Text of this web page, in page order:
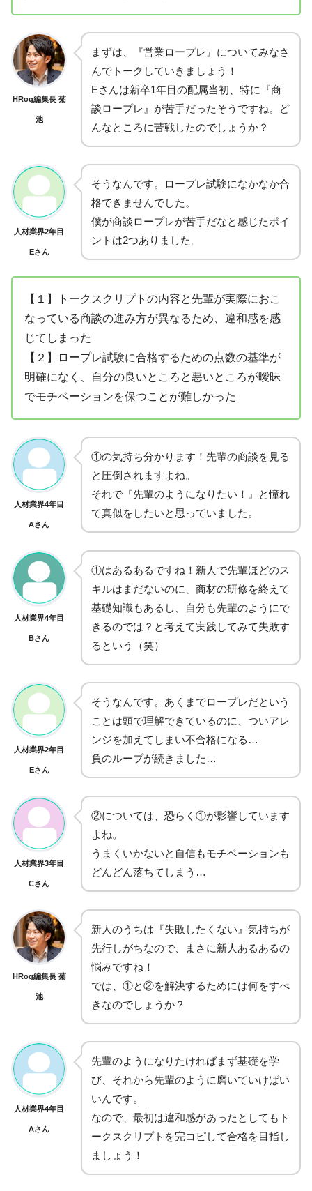
HRog編集長 菊
池
まずは、『営業ロープレ』についてみなさ
んでトークしていきましょう！
Eさんは新卒1年目の配属当初、特に『商
談ロープレ』が苦手だったそうですね。ど
んなところに苦戦したのでしょうか？
人材業界2年目
Eさん
そうなんです。ロープレ試験になかなか合
格できませんでした。
僕が商談ロープレが苦手だなと感じたポイ
ントは2つありました。
【１】トークスクリプトの内容と先輩が実際におこ
なっている商談の進み方が異なるため、違和感を感
じてしまった
【２】ロープレ試験に合格するための点数の基準が
明確になく、自分の良いところと悪いところが曖昧
でモチベーションを保つことが難しかった
人材業界4年目
Aさん
①の気持ち分かります！先輩の商談を見る
と圧倒されますよね。
それで『先輩のようになりたい！』と憧れ
て真似をしたいと思っていました。
人材業界4年目
Bさん
①はあるあるですね！新人で先輩ほどのス
キルはまだないのに、商材の研修を終えて
基礎知識もあるし、自分も先輩のようにで
きるのでは？と考えて実践してみて失敗す
るという（笑）
人材業界2年目
Eさん
そうなんです。あくまでロープレだという
ことは頭で理解できているのに、ついアレ
ンジを加えてしまい不合格になる…
負のループが続きました…
人材業界3年目
Cさん
②については、恐らく①が影響しています
よね。
うまくいかないと自信もモチベーションも
どんどん落ちてしまう…
HRog編集長 菊
池
新人のうちは『失敗したくない』気持ちが
先行しがちなので、まさに新人あるあるの
悩みですね！
では、①と②を解決するためには何をすべ
きなのでしょうか？
人材業界4年目
Aさん
先輩のようになりたければまず基礎を学
び、それから先輩のように磨いていけばい
いんです。
なので、最初は違和感があったとしてもト
ークスクリプトを完コピして合格を目指し
ましょう！